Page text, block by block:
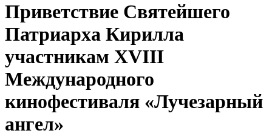
Приветствие Святейшего
Патриарха Кирилла
участникам XVIII
Международного
кинофестиваля «Лучезарный
ангел»